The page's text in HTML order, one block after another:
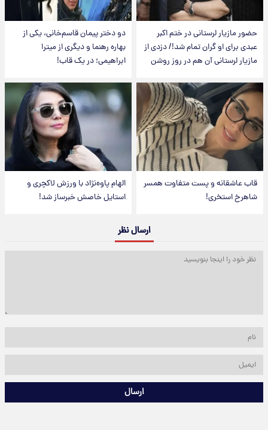
حضور مازیار لرستانی در ختم اکبر
عبدی برای او گران تمام شد!/ دزدی از
مازیار لرستانی آن هم در روز روشن
دو دختر پیمان قاسم‌خانی، یکی از
بهاره رهنما و دیگری از میترا
ابراهیمی؛ در یک قاب!
قاب عاشقانه و پست متفاوت همسر
شاهرخ استخری!
الهام پاوه‌نژاد با ورزش لاکچری و
استایل خاصش خبرساز شد!
ارسال نظر
ارسال